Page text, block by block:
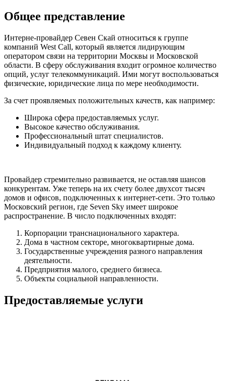
Общее представление
Интерне-провайдер Севен Скай относиться к группе
компаний West Call, который является лидирующим
оператором связи на территории Москвы и Московской
области. В сферу обслуживания входит огромное количество
опций, услуг телекоммуникаций. Ими могут воспользоваться
физические, юридические лица по мере необходимости.
За счет проявляемых положительных качеств, как например:
Широка сфера предоставляемых услуг.
Высокое качество обслуживания.
Профессиональный штат специалистов.
Индивидуальный подход к каждому клиенту.
Провайдер стремительно развивается, не оставляя шансов
конкурентам. Уже теперь на их счету более двухсот тысяч
домов и офисов, подключенных к интернет-сети. Это только
Московский регион, где Seven Sky имеет широкое
распространение. В число подключенных входят:
Корпорации транснационального характера.
Дома в частном секторе, многоквартирные дома.
Государственные учреждения разного направления
деятельности.
Предприятия малого, среднего бизнеса.
Объекты социальной направленности.
Предоставляемые услуги